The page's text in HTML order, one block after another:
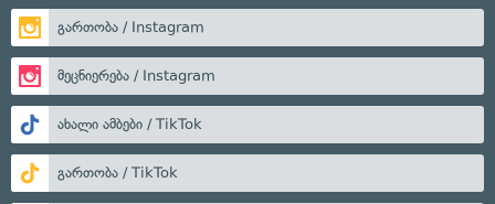
გართობა / Instagram
მეცნიერება / Instagram
ახალი ამბები / TikTok
გართობა / TikTok